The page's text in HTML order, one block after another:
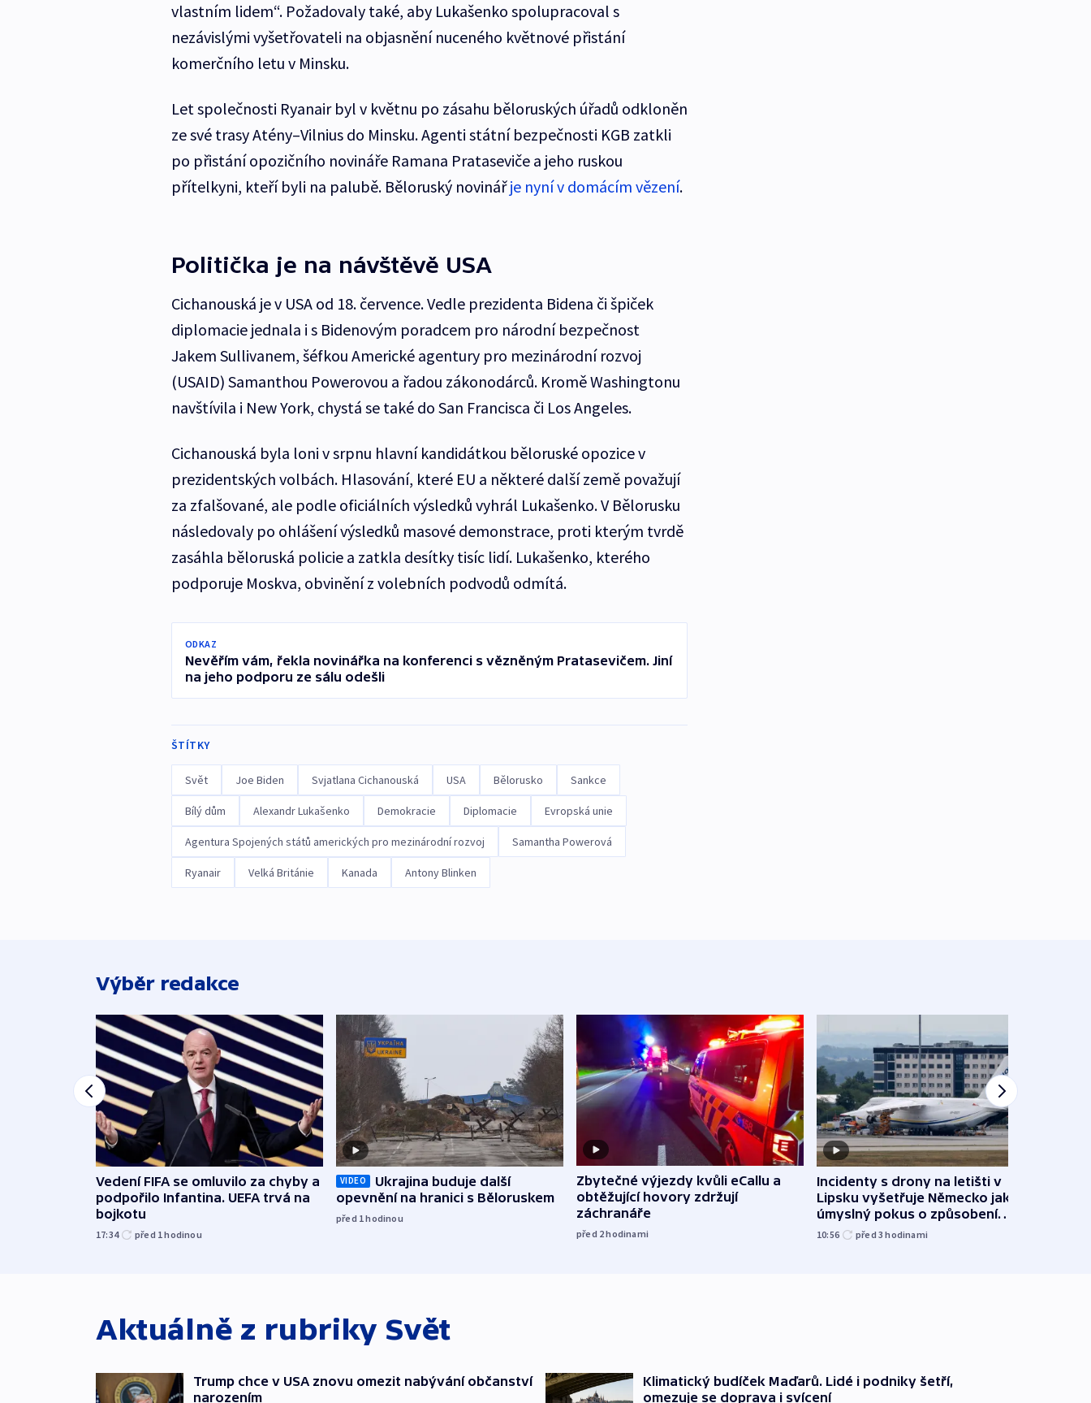
vlastním lidem“. Požadovaly také, aby Lukašenko spolupracoval s
nezávislými vyšetřovateli na objasnění nuceného květnové přistání
komerčního letu v Minsku.
Let společnosti Ryanair byl v květnu po zásahu běloruských úřadů odkloněn
ze své trasy Atény–Vilnius do Minsku. Agenti státní bezpečnosti KGB zatkli
po přistání opozičního novináře Ramana Prataseviče a jeho ruskou
přítelkyni, kteří byli na palubě. Běloruský novinářje nyní v domácím vězení.
Politička je na návštěvě USA
Cichanouská je v USA od 18. července. Vedle prezidenta Bidena či špiček
diplomacie jednala i s Bidenovým poradcem pro národní bezpečnost
Jakem Sullivanem, šéfkou Americké agentury pro mezinárodní rozvoj
(USAID) Samanthou Powerovou a řadou zákonodárců. Kromě Washingtonu
navštívila i New York, chystá se také do San Francisca či Los Angeles.
Cichanouská byla loni v srpnu hlavní kandidátkou běloruské opozice v
prezidentských volbách. Hlasování, které EU a některé další země považují
za zfalšované, ale podle oficiálních výsledků vyhrál Lukašenko. V Bělorusku
následovaly po ohlášení výsledků masové demonstrace, proti kterým tvrdě
zasáhla běloruská policie a zatkla desítky tisíc lidí. Lukašenko, kterého
podporuje Moskva, obvinění z volebních podvodů odmítá.
ODKAZ
Nevěřím vám, řekla novinářka na konferenci s vězněným Pratasevičem. Jiní
na jeho podporu ze sálu odešli
ŠTÍTKY
Svět Joe Biden Svjatlana Cichanouská USA Bělorusko Sankce
Bílý dům Alexandr Lukašenko Demokracie Diplomacie Evropská unie
Agentura Spojených států amerických pro mezinárodní rozvoj Samantha Powerová
Ryanair Velká Británie Kanada Antony Blinken
Výběr redakce
Vedení FIFA se omluvilo za chyby a
podpořilo Infantina. UEFA trvá na
bojkotu
17:34 před 1hodinou
VIDEO
Ukrajina buduje další
opevnění na hranici s Běloruskem
před 1hodinou
Zbytečné výjezdy kvůli eCallu a
obtěžující hovory zdržují
záchranáře
před 2hodinami
Incidenty s drony na letišti v
Lipsku vyšetřuje Německo jako
úmyslný pokus o způsobení
exploze
10:56 před 3hodinami
Aktuálně z rubriky Svět
Trump chce v USA znovu omezit nabývání občanství
narozením
Klimatický budíček Maďarů. Lidé i podniky šetří,
omezuje se doprava i svícení